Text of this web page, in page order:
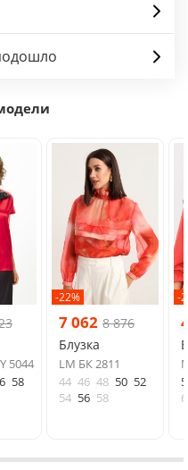
5044
58
-22%
7 062 8 876
Блузка
LM БК 2811
44 46 48 50 52
54 56 58
-